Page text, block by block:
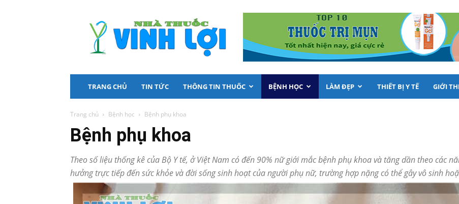
Nhà
Thuốc
Vinh
Lợi
TRANG CHỦ TIN TỨC THÔNG TIN THUỐC BỆNH HỌC LÀM ĐẸP THIẾT BỊ Y TẾ GIỚI
Trang chủ Bệnh học Bệnh phụ khoa
Bệnh phụ khoa
Theo số liệu thống kê của Bộ Y tế, ở Việt Nam có đến 90% nữ giới mắc bệnh phụ khoa và tăng dần theo các
hưởng trực tiếp đến sức khỏe và đời sống sinh hoạt của người phụ nữ, trường hợp nặng có thể gây vô sinh